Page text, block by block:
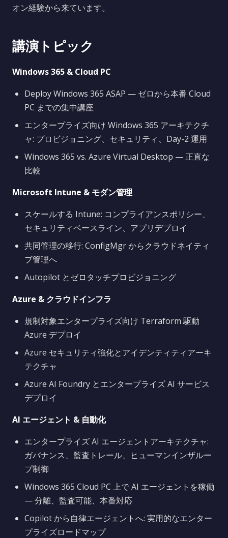
オン経験から来ています。
講演トピック
Windows 365 & Cloud PC
Deploy Windows 365 ASAP — ゼロから本番 Cloud
PC までの集中講座
エンタープライズ向け Windows 365 アーキテクチ
ャ: プロビジョニング、セキュリティ、Day-2 運用
Windows 365 vs. Azure Virtual Desktop — 正直な
比較
Microsoft Intune & モダン管理
スケールする Intune: コンプライアンスポリシー、
セキュリティベースライン、アプリデプロイ
共同管理の移行: ConfigMgr からクラウドネイティ
ブ管理へ
Autopilot とゼロタッチプロビジョニング
Azure & クラウドインフラ
規制対象エンタープライズ向け Terraform 駆動
Azure デプロイ
Azure セキュリティ強化とアイデンティティアーキ
テクチャ
Azure AI Foundry とエンタープライズ AI サービス
デプロイ
AI エージェント & 自動化
エンタープライズ AI エージェントアーキテクチャ:
ガバナンス、監査トレール、ヒューマンインザルー
プ制御
Windows 365 Cloud PC 上で AI エージェントを稼働
— 分離、監査可能、本番対応
Copilot から自律エージェントへ: 実用的なエンター
プライズロードマップ